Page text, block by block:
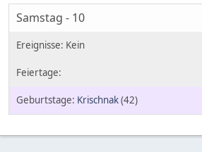
Samstag - 10
Krischnak(42)